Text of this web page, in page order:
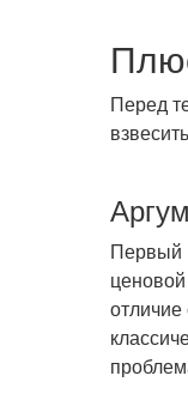
Перед
Первый